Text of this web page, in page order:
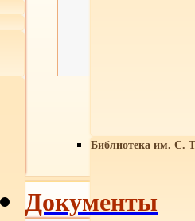
Библиотека им. С.
Документы